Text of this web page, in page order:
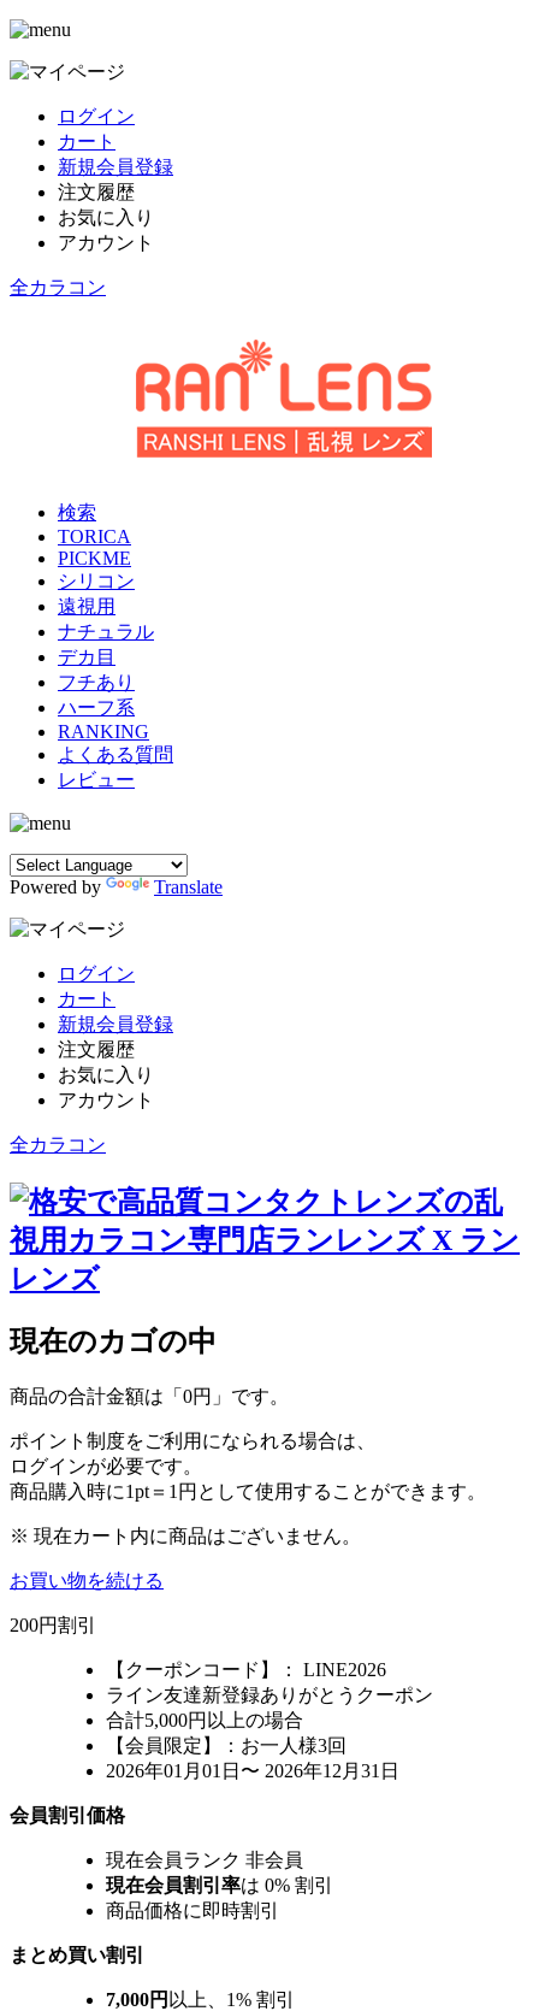
ログイン
カート
新規会員登録
注文履歴
お気に入り
アカウント
全カラコン
検索
TORICA
PICKME
シリコン
遠視用
ナチュラル
デカ目
フチあり
ハーフ系
RANKING
よくある質問
レビュー
Powered by Translate
ログイン
カート
新規会員登録
注文履歴
お気に入り
アカウント
全カラコン
現在のカゴの中
商品の合計金額は「 0円 」です。
ポイント制度をご利用になられる場合は、
ログインが必要です。
商品購入時に1pt＝1円 として使用することができます。
※ 現在カート内に商品はございません。
お買い物を続ける
200円割引
【クーポンコード】： LINE2026
ライン友達新登録ありがとうクーポン
合計5,000円以上の場合
【会員限定】：お一人様3回
2026年01月01日〜 2026年12月31日
会員割引価格
現在会員ランク 非会員
現在会員割引率は 0% 割引
商品価格に即時割引
まとめ買い割引
7,000円 以上、 1% 割引